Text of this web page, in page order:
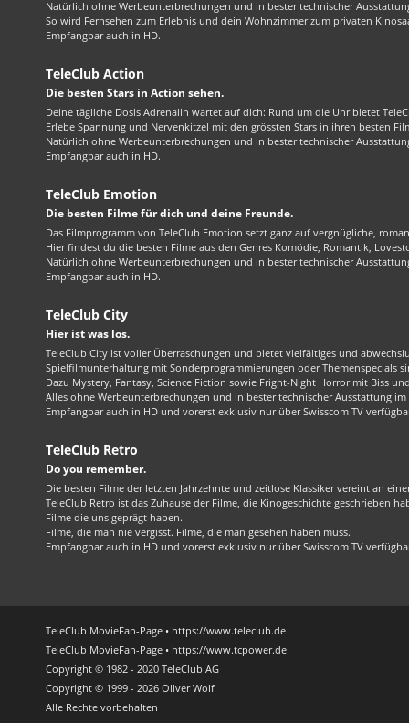
Natürlich ohne Werbeunterbrechungen und in bester technischer
So wird Fernsehen zum Erlebnis und dein Wohnzimmer zum privaten
Empfangbar auch in HD.
TeleClub Action
Die besten Stars in Action sehen.
Deine tägliche Dosis Adrenalin wartet auf dich: Rund um die Uhr bietet
Erlebe Spannung und Nervenkitzel mit den grössten Stars in ihren besten
Natürlich ohne Werbeunterbrechungen und in bester technischer
Empfangbar auch in HD.
TeleClub Emotion
Die besten Filme für dich und deine Freunde.
Das Filmprogramm von TeleClub Emotion setzt ganz auf vergnügliche,
Hier findest du die besten Filme aus den Genres Komödie, Romantik,
Natürlich ohne Werbeunterbrechungen und in bester technischer
Empfangbar auch in HD.
TeleClub City
Hier ist was los.
TeleClub City ist voller Überraschungen und bietet vielfältiges und
Spielfilmunterhaltung mit Sonderprogrammierungen oder Themenspecials
Dazu Mystery, Fantasy, Science Fiction sowie Fright-Night Horror mit Biss
Alles ohne Werbeunterbrechungen und in bester technischer Ausstattung
Empfangbar auch in HD und vorerst exklusiv nur über Swisscom TV
TeleClub Retro
Do you remember.
Die besten Filme der letzten Jahrzehnte und zeitlose Klassiker vereint an
TeleClub Retro ist das Zuhause der Filme, die Kinogeschichte geschrieben
Filme die uns geprägt haben.
Filme, die man nie vergisst. Filme, die man gesehen haben muss.
Empfangbar auch in HD und vorerst exklusiv nur über Swisscom TV
TeleClub MovieFan-Page • https://www.teleclub.de
TeleClub MovieFan-Page • https://www.tcpower.de
Copyright © 1982 - 2020 TeleClub AG
Copyright © 1999 - 2026 Oliver Wolf
Alle Rechte vorbehalten